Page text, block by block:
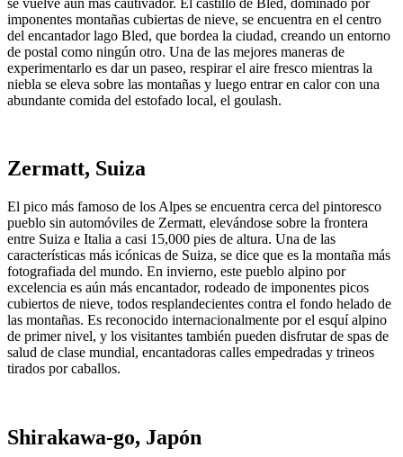
imponentes montañas cubiertas de nieve, se encuentra en el centro
del encantador lago Bled, que bordea la ciudad, creando un entorno
de postal como ningún otro. Una de las mejores maneras de
experimentarlo es dar un paseo, respirar el aire fresco mientras la
niebla se eleva sobre las montañas y luego entrar en calor con una
abundante comida del estofado local, el goulash.
Zermatt, Suiza
El pico más famoso de los Alpes se encuentra cerca del pintoresco
pueblo sin automóviles de Zermatt, elevándose sobre la frontera
entre Suiza e Italia a casi 15,000 pies de altura. Una de las
características más icónicas de Suiza, se dice que es la montaña más
fotografiada del mundo. En invierno, este pueblo alpino por
excelencia es aún más encantador, rodeado de imponentes picos
cubiertos de nieve, todos resplandecientes contra el fondo helado de
las montañas. Es reconocido internacionalmente por el esquí alpino
de primer nivel, y los visitantes también pueden disfrutar de spas de
salud de clase mundial, encantadoras calles empedradas y trineos
tirados por caballos.
Shirakawa-go, Japón